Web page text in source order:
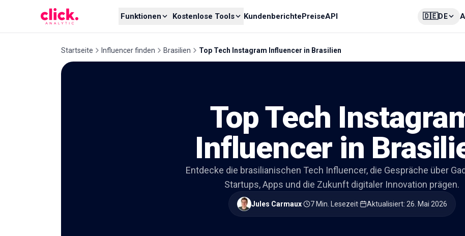
Funktionen Kostenlose Tools KundenberichtePreiseAPI 🇩🇪DE
Startseite Influencer finden Brasilien Top Tech Instagram Influencer in Brasilien
Top Tech
Influencer in
Entdecke die brasilianischen Tech Influencer, die Gespräche über
Startups, Apps und die Zukunft digitaler Innovation prägen.
Jules Carmaux· 7 Min. Lesezeit· Aktualisiert: 26. Mai 2026